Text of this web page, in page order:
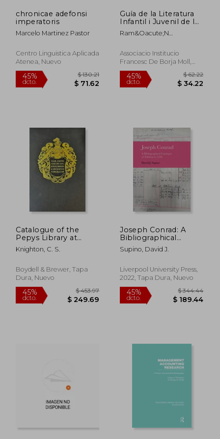
40%
chronicae adefonsi
imperatoris
Marcelo Martinez Pastor
Centro Linguistica Aplicada
Atenea, Nuevo
45%
Guía de la Literatura
Infantil i Juvenil de les
Illes Balears (en
Catalán)
Ram&Oacute;N
Associacio Institucio
Francesc De Borja Moll,
2003, 1 Edición, Tapa
Blanda, Nuevo
45%
Catalogue of the
Pepys Library at
Magdalene College:
Supplementary
(en Inglés)
Knighton, C. S.
Boydell & Brewer, Tapa
Dura, Nuevo
Joseph Conrad: A
Bibliographical
Catalogue of Editions
to 1930 (en Inglés)
Supino, David J.
Liverpool University Press,
2022, Tapa Dura, Nuevo